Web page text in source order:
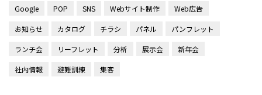
Google POP SNS Webサイト制作 Web広告
お知らせ カタログ チラシ パネル パンフレット
ランチ会 リーフレット 分析 展示会 新年会
社内情報 避難訓練 集客